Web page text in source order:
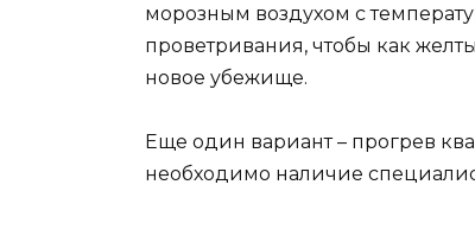
морозным воздухом с
проветривания, чтобы как
новое убежище.
Еще один вариант – прогрев
необходимо наличие